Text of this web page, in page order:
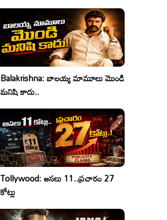
Balakrishna: బాలయ్య మామూలు మొండి
మనిషి కాదు..
Tollywood: అసలు 11..ప్రచారం 27
కోట్లు